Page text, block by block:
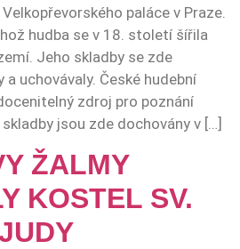
paláce v Praze.
hudba se v 18. století šířila
Jeho skladby se zde
a uchovávaly. České hudební
zdroj pro poznání
jsou zde dochovány v […]
ŽALMY
KOSTEL SV.